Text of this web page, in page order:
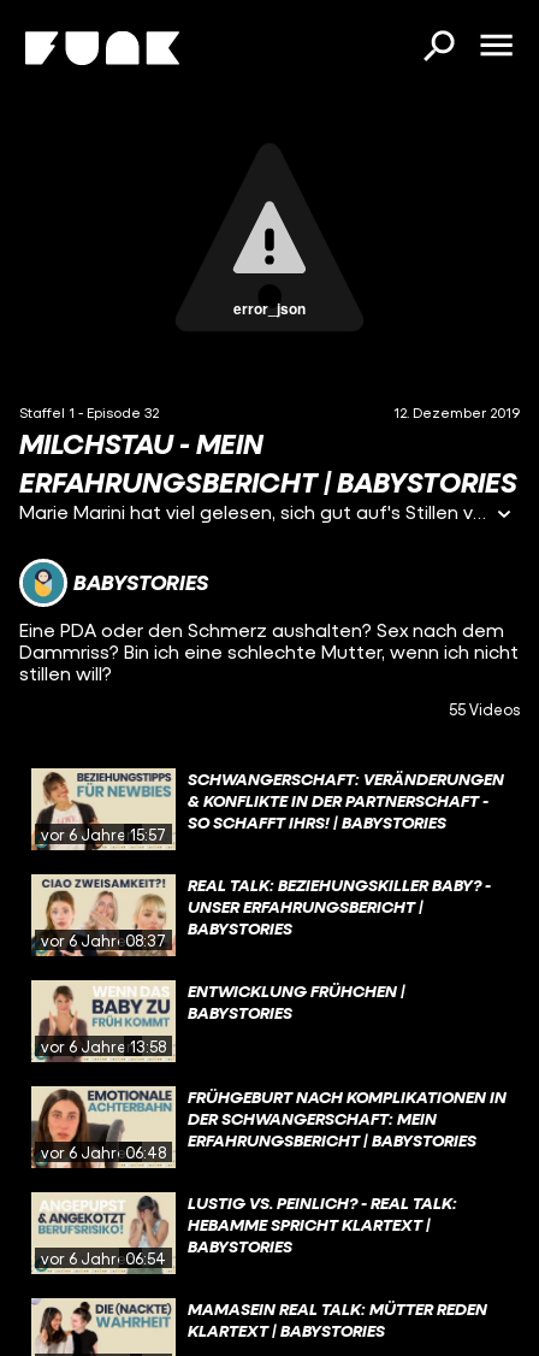
error_json
Staffel 1 - Episode 32 12. Dezember 2019
MILCHSTAU - MEIN
ERFAHRUNGSBERICHT | BABYSTORIES
Marie Marini hat viel gelesen, sich gut auf's Stillen vorbereitet. Nach ihrem Kaiserschnitt bekommt sie einen Milchstau. Über ihre Gefühle, die Schmerzen und ihre Behandlung erzählt sie bei Babystories
BABYSTORIES
Eine PDA oder den Schmerz aushalten? Sex nach dem
Dammriss? Bin ich eine schlechte Mutter, wenn ich nicht
stillen will?
55 Videos
vor 6 Jahren15:57
SCHWANGERSCHAFT: VERÄNDERUNGEN
& KONFLIKTE IN DER PARTNERSCHAFT -
SO SCHAFFT IHRS! | BABYSTORIES
vor 6 Jahren08:37
REAL TALK: BEZIEHUNGSKILLER BABY? -
UNSER ERFAHRUNGSBERICHT |
BABYSTORIES
vor 6 Jahren13:58
ENTWICKLUNG FRÜHCHEN |
BABYSTORIES
vor 6 Jahren06:48
FRÜHGEBURT NACH KOMPLIKATIONEN IN
DER SCHWANGERSCHAFT: MEIN
ERFAHRUNGSBERICHT | BABYSTORIES
vor 6 Jahren06:54
LUSTIG VS. PEINLICH? - REAL TALK:
HEBAMME SPRICHT KLARTEXT |
BABYSTORIES
MAMASEIN REAL TALK: MÜTTER REDEN
KLARTEXT | BABYSTORIES